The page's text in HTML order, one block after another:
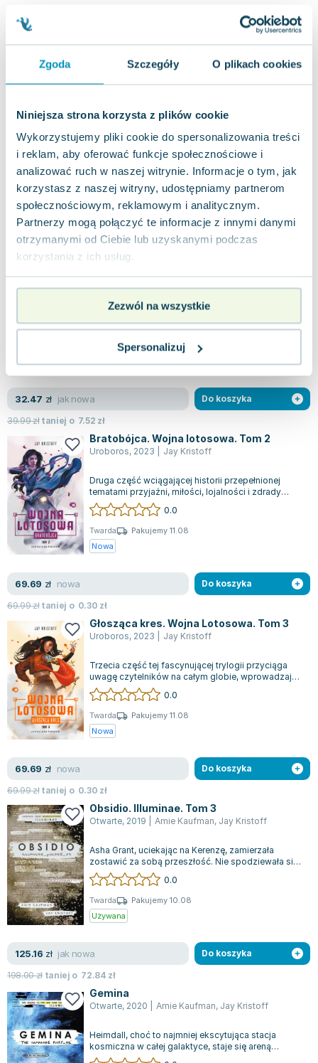
Zgoda Szczegóły O plikach cookies
Niniejsza strona korzysta z plików cookie
Wykorzystujemy pliki cookie do spersonalizowania treści
i reklam, aby oferować funkcje społecznościowe i
analizować ruch w naszej witrynie. Informacje o tym, jak
korzystasz z naszej witryny, udostępniamy partnerom
społecznościowym, reklamowym i analitycznym.
Partnerzy mogą połączyć te informacje z innymi danymi
otrzymanymi od Ciebie lub uzyskanymi podczas
korzystania z ich usług.
Zezwól na wszystkie
Spersonalizuj
8.00 Do koszyka
Wampirze cesarstwo T.3 Cesarstwo świtu
MAG,2026| Jay Kristoff
Z kielicha świętości wyłania się jasność, która
niesie ze sobą obietnicę porządku na świecie pod
kierunkiem oddanego lidera. Szary...
0.0
Twarda
Pakujemy 10.08
Używana
56.51
89.00złtaniej o32.49zł
Do koszyka
Tancerze burzy. Wojna lotosowa. Tom 1
fantasy "Wojna lotosowa", która zachwyca
0.0
Pakujemy 10.08
32.47 zł jak nowa
39.99złtaniej o 7.52 zł
Do koszyka
Bratobójca. Wojna lotosowa. Tom 2
Uroboros, 2023 Jay Kristoff
Druga część wciągającej historii przepełnionej
tematami przyjaźni, miłości, lojalności i zdrady
przenosi nas do czasów po śmierci...
0.0
Twarda
Pakujemy 11.08
Nowa
69.69 zł nowa
69.99złtaniej o 0.30 zł
Do koszyka
Głosząca kres. Wojna Lotosowa. Tom 3
Uroboros, 2023 Jay Kristoff
Trzecia część tej fascynującej trylogii przyciąga
uwagę czytelników na całym globie, wprowadzając
ich w moment przełomowy dla znan...
0.0
Twarda
Pakujemy 11.08
Nowa
69.69 zł nowa
69.99złtaniej o 0.30 zł
Do koszyka
Obsidio. Illuminae. Tom 3
Otwarte, 2019 Amie Kaufman, Jay Kristoff
Asha Grant, uciekając na Kerenzę, zamierzała
zostawić za sobą przeszłość. Nie spodziewała się
jednak, że ta dogoni ją właśnie tam....
0.0
Twarda
Pakujemy 10.08
Używana
125.16 zł jak nowa
198.00zł taniej o 72.84 zł
Do koszyka
Gemina
Otwarte, 2020 Amie Kaufman, Jay Kristoff
Heimdall, choć to najmniej ekscytująca stacja
kosmiczna w całej galaktyce, staje się areną
niezwykłych wydarzeń. Hanna Donnelly, r...